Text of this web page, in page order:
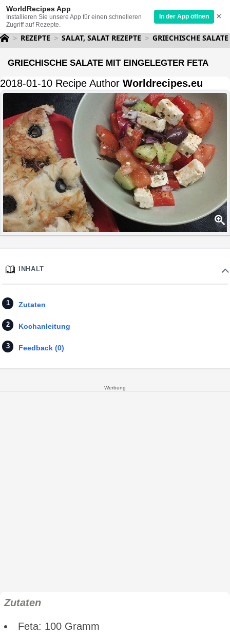
WorldRecipes App
Installieren Sie unsere App für einen schnelleren
Zugriff auf Rezepte.
In der App öffnen ×
REZEPTE SALAT, SALAT REZEPTE GRIECHISCHE
GRIECHISCHE SALATE MIT EINGELEGTER FETA
2018-01-10 Recipe Author Worldrecipes.eu
INHALT
Zutaten
Kochanleitung
Feedback (0)
Werbung
Zutaten
Feta: 100 Gramm